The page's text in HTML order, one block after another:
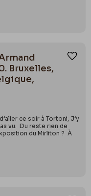
Bruxelles,
ce soir à Tortoni, J’y
vu. Du reste rien de
du Mirliton ? À